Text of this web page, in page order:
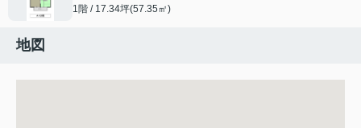
1階 / 17.34坪(57.35㎡)
地図